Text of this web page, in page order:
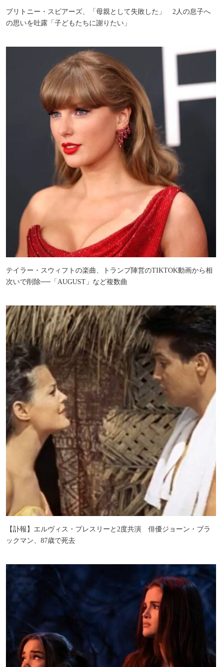
ブリトニー・スピアーズ、「母親として失敗した」 2人の息子へ
の思いを吐露「子どもたちに謝りたい」
テイラー・スウィフトの楽曲、トランプ陣営のTIKTOK動画から相
次いで削除──「AUGUST」など複数曲
【訃報】エルヴィス・プレスリーと2度共演 俳優ジョーン・ブラ
ックマン、87歳で死去